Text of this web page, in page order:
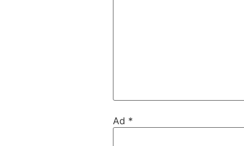
Ad *